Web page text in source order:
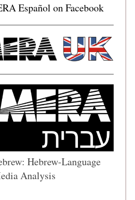
Español on Facebook
Hebrew-Language
Analysis